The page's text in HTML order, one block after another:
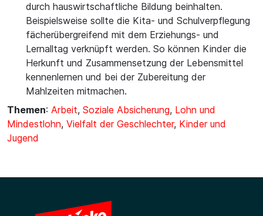
durch hauswirtschaftliche Bildung beinhalten.
Beispielsweise sollte die Kita- und Schulverpflegung
fächerübergreifend mit dem Erziehungs- und
Lernalltag verknüpft werden. So können Kinder die
Herkunft und Zusammensetzung der Lebensmittel
kennenlernen und bei der Zubereitung der
Mahlzeiten mitmachen.
Themen: Arbeit, Soziale Absicherung, Lohn und
Mindestlohn, Vielfalt der Geschlechter, Kinder und
Jugend